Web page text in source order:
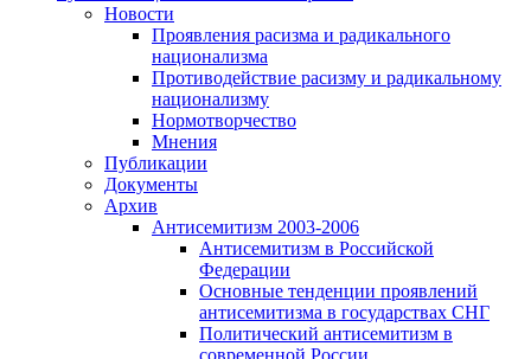
Новости
Проявления расизма и радикального
национализма
Противодействие расизму и радикальному
национализму
Нормотворчество
Мнения
Публикации
Документы
Архив
Антисемитизм 2003-2006
Антисемитизм в Российской
Федерации
Основные тенденции проявлений
антисемитизма в государствах СНГ
Политический антисемитизм в